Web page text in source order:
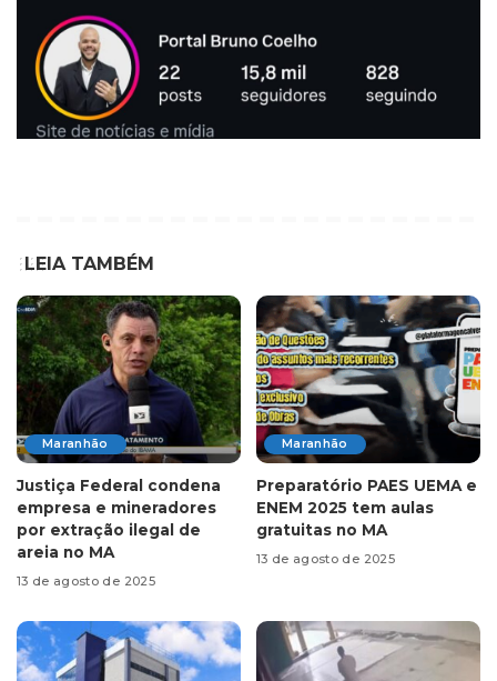
LEIA TAMBÉM
Maranhão
Justiça Federal condena
empresa e mineradores
por extração ilegal de
areia no MA
13 de agosto de 2025
Maranhão
Preparatório PAES UEMA e
ENEM 2025 tem aulas
gratuitas no MA
13 de agosto de 2025